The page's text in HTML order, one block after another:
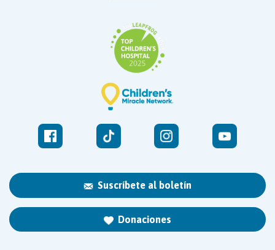
Suscríbete al boletín
Donaciones